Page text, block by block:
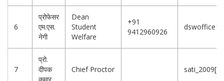
6
प्रोफेसर
एम.एस.
नेगी
Dean
Student
Welfare
+91
9412960926
7
प्रो.
दीपक
Chief Proctor